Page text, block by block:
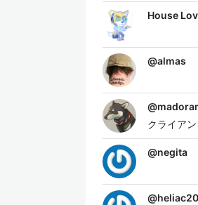
House
@almas
@
クライア
@negita
@